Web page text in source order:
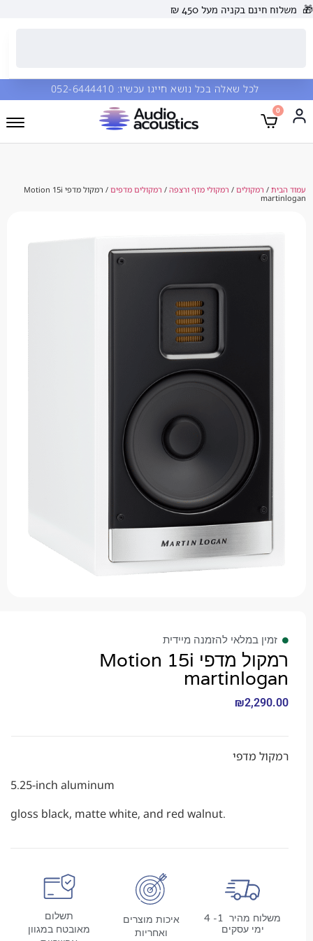
בקניה מעל 450 ₪
שאלה בכל נושא חייגו עכשיו: 052-6444410
/רמקולי מדף ורצפה/רמקולים מדפים
/ רמקול מדפי Motion 15i
במלאי להזמנה מיידית
רמקול מדפי Motion 15i
₪
מדפי
5.25-inch aluminum
gloss black, matte white, and red walnut.
משלוח מהיר 1- 4
איכות מוצרים
תשלום
מאובטח במגוון